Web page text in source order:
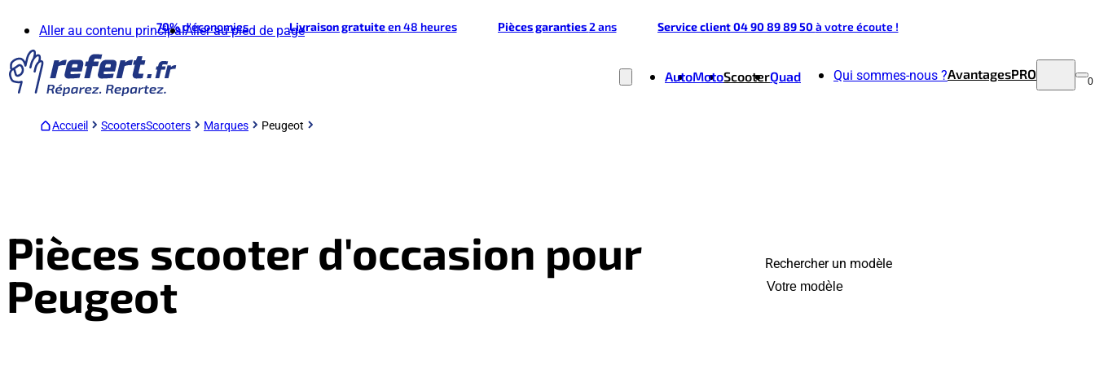
Aller au contenu principalAller au pied de page
70%d'économies Livraison gratuiteen 48 heures Pièces garanties2 ans Service client 04 90 89 89 50à votre écoute !
AutoMotoScooterQuad Qui sommes-nous ?AvantagesPRO 0
Accueil ScootersScooters Marques Peugeot
Pièces scooter d'occasion pour
Peugeot
Rechercher un modèle